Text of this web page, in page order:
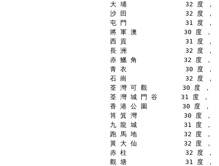
大 埔               32 度 ，
沙 田               32 度 ，
屯 門               31 度 ，
將 軍 澳            30 度 ，
西 貢               31 度 ，
長 洲               32 度 ，
赤 鱲 角            32 度 ，
青 衣               30 度 ，
石 崗               32 度 ，
荃 灣 可 觀         30 度 ，
荃 灣 城 門 谷      31 度 ，
香 港 公 園         30 度 ，
筲 箕 灣            30 度 ，
九 龍 城            31 度 ，
跑 馬 地            32 度 ，
黃 大 仙            32 度 ，
赤 柱               32 度 ，
觀 塘               31 度 ，